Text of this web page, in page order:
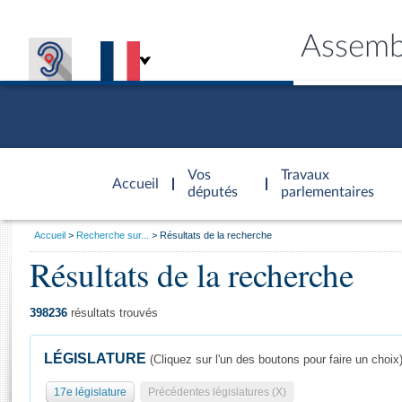
Accueil
d'accueil
Vos
députés
Travaux
parlementaires
Général
Vous
Accueil Recherche sur... Résultats de la recherche
Résultats de la recherche
398236 résultats trouvés
LÉGISLATURE (Cliquez sur l'un des boutons pour faire un choix)
17e législature Précédentes législatures (X)